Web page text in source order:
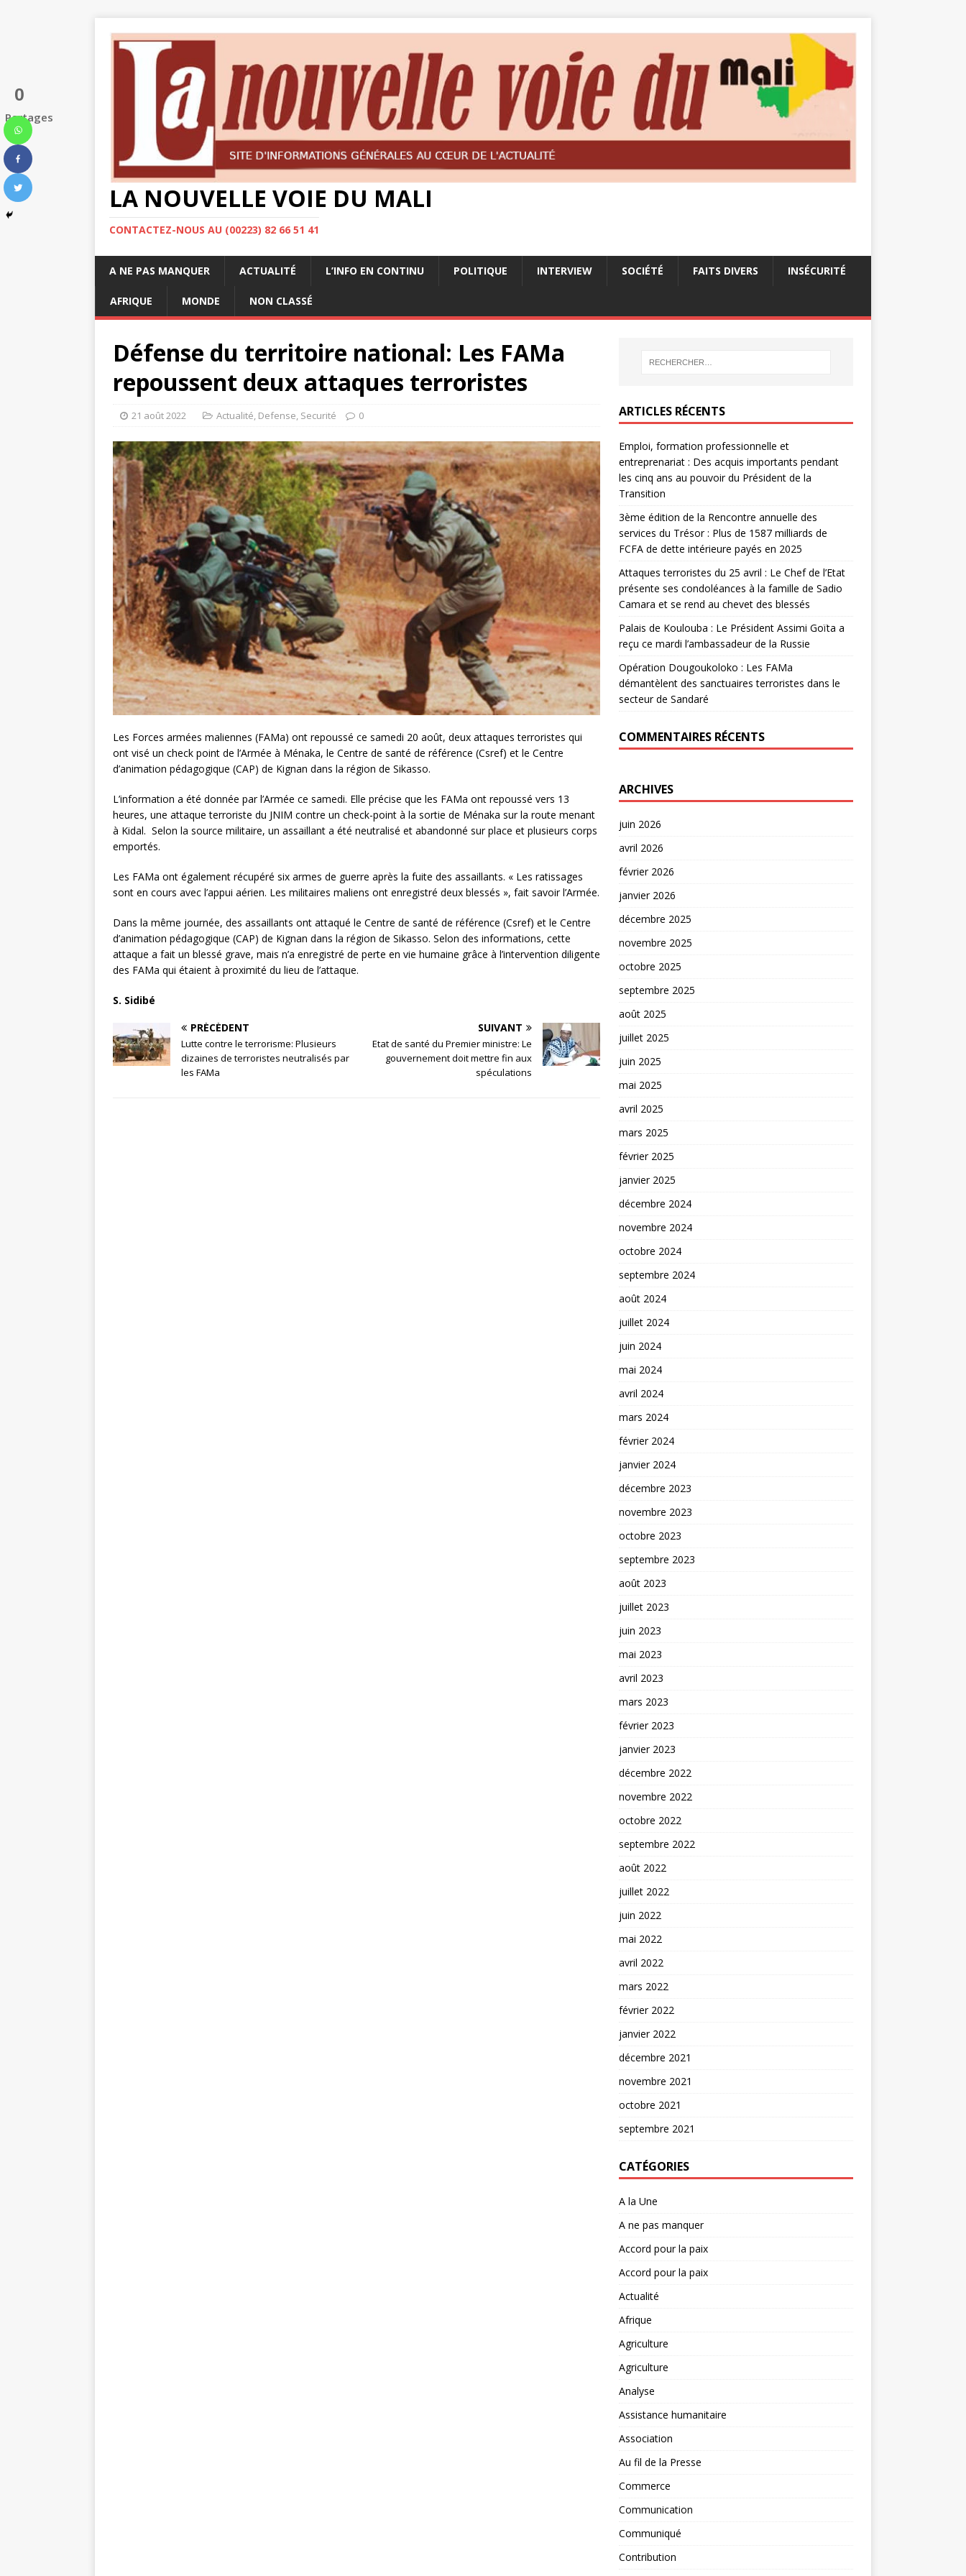
LA NOUVELLE VOIE DU MALI
CONTACTEZ-NOUS AU (00223) 82 66 51 41
A NE PAS MANQUER ACTUALITÉ L’INFO EN CONTINU POLITIQUE INTERVIEW SOCIÉTÉ FAITS DIVERS INSÉCURITÉ
AFRIQUE MONDE NON CLASSÉ
Défense du territoire national: Les FAMa
repoussent deux attaques terroristes
21 août 2022 Actualité, Defense, Securité 0
Les Forces armées maliennes (FAMa) ont repoussé ce samedi 20 août, deux attaques terroristes qui
ont visé un check point de l’Armée à Ménaka, le Centre de santé de référence (Csref) et le Centre
d’animation pédagogique (CAP) de Kignan dans la région de Sikasso.
L’information a été donnée par l’Armée ce samedi. Elle précise que les FAMa ont repoussé vers 13
heures, une attaque terroriste du JNIM contre un check-point à la sortie de Ménaka sur la route menant
à Kidal. Selon la source militaire, un assaillant a été neutralisé et abandonné sur place et plusieurs corps
emportés.
Les FAMa ont également récupéré six armes de guerre après la fuite des assaillants. « Les ratissages
sont en cours avec l’appui aérien. Les militaires maliens ont enregistré deux blessés », fait savoir l’Armée.
Dans la même journée, des assaillants ont attaqué le Centre de santé de référence (Csref) et le Centre
d’animation pédagogique (CAP) de Kignan dans la région de Sikasso. Selon des informations, cette
attaque a fait un blessé grave, mais n’a enregistré de perte en vie humaine grâce à l’intervention diligente
des FAMa qui étaient à proximité du lieu de l’attaque.
S. Sidibé
0
Partages
PRÉCÉDENT
Lutte contre le terrorisme: Plusieurs
dizaines de terroristes neutralisés par
les FAMa
SUIVANT
Etat de santé du Premier ministre: Le
gouvernement doit mettre fin aux
spéculations
ARTICLES RÉCENTS
Emploi, formation professionnelle et
entreprenariat : Des acquis importants pendant
les cinq ans au pouvoir du Président de la
Transition
3ème édition de la Rencontre annuelle des
services du Trésor : Plus de 1587 milliards de
FCFA de dette intérieure payés en 2025
Attaques terroristes du 25 avril : Le Chef de l’Etat
présente ses condoléances à la famille de Sadio
Camara et se rend au chevet des blessés
Palais de Koulouba : Le Président Assimi Goïta a
reçu ce mardi l’ambassadeur de la Russie
Opération Dougoukoloko : Les FAMa
démantèlent des sanctuaires terroristes dans le
secteur de Sandaré
COMMENTAIRES RÉCENTS
ARCHIVES
juin 2026
avril 2026
février 2026
janvier 2026
décembre 2025
novembre 2025
octobre 2025
septembre 2025
août 2025
juillet 2025
juin 2025
mai 2025
avril 2025
mars 2025
février 2025
janvier 2025
décembre 2024
novembre 2024
octobre 2024
septembre 2024
août 2024
juillet 2024
juin 2024
mai 2024
avril 2024
mars 2024
février 2024
janvier 2024
décembre 2023
novembre 2023
octobre 2023
septembre 2023
août 2023
juillet 2023
juin 2023
mai 2023
avril 2023
mars 2023
février 2023
janvier 2023
décembre 2022
novembre 2022
octobre 2022
septembre 2022
août 2022
juillet 2022
juin 2022
mai 2022
avril 2022
mars 2022
février 2022
janvier 2022
décembre 2021
novembre 2021
octobre 2021
septembre 2021
CATÉGORIES
A la Une
A ne pas manquer
Accord pour la paix
Accord pour la paix
Actualité
Afrique
Agriculture
Agriculture
Analyse
Assistance humanitaire
Association
Au fil de la Presse
Commerce
Communication
Communiqué
Contribution